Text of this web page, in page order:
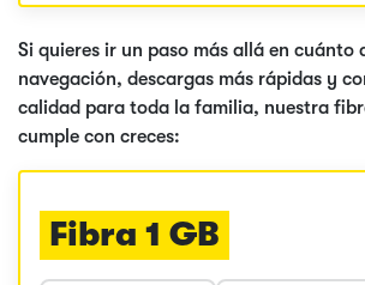
Si quieres ir un paso más allá en cuánto
navegación, descargas más rápidas y
calidad para toda la familia, nuestra
cumple con creces:
Fibra 1 GB